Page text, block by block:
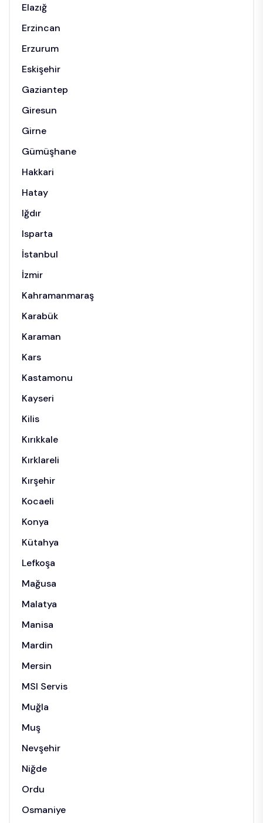
Elazığ
Erzincan
Erzurum
Eskişehir
Gaziantep
Giresun
Girne
Gümüşhane
Hakkari
Hatay
Iğdır
Isparta
İstanbul
İzmir
Kahramanmaraş
Karabük
Karaman
Kars
Kastamonu
Kayseri
Kilis
Kırıkkale
Kırklareli
Kırşehir
Kocaeli
Konya
Kütahya
Lefkoşa
Mağusa
Malatya
Manisa
Mardin
Mersin
MSI Servis
Muğla
Muş
Nevşehir
Niğde
Ordu
Osmaniye